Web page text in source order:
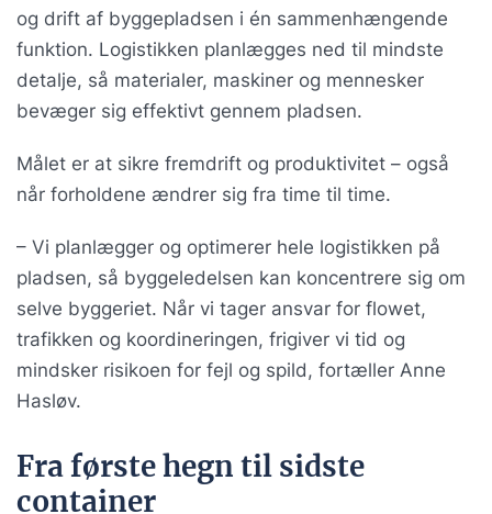
og drift af byggepladsen i én sammenhængende
funktion. Logistikken planlægges ned til mindste
detalje, så materialer, maskiner og mennesker
bevæger sig effektivt gennem pladsen.
Målet er at sikre fremdrift og produktivitet – også
når forholdene ændrer sig fra time til time.
– Vi planlægger og optimerer hele logistikken på
pladsen, så byggeledelsen kan koncentrere sig om
selve byggeriet. Når vi tager ansvar for flowet,
trafikken og koordineringen, frigiver vi tid og
mindsker risikoen for fejl og spild, fortæller Anne
Hasløv.
Fra første hegn til sidste
container